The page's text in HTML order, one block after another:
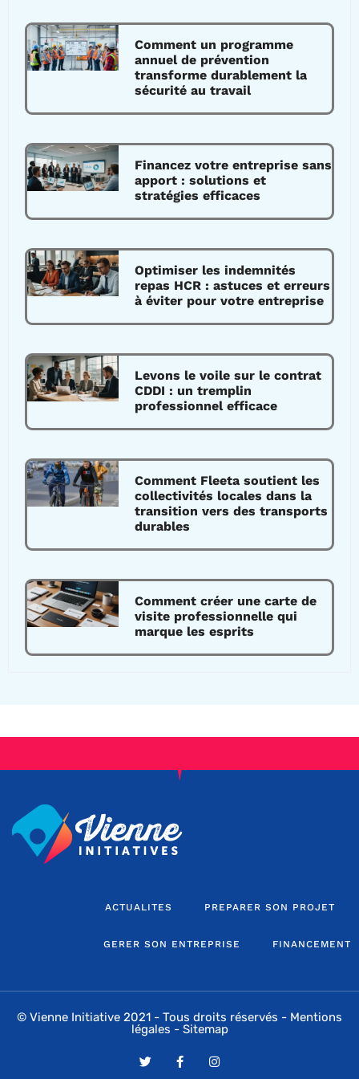
Comment un programme
annuel de prévention
transforme durablement la
sécurité au travail
Financez votre entreprise sans
apport : solutions et
stratégies efficaces
Optimiser les indemnités
repas HCR : astuces et erreurs
à éviter pour votre entreprise
Levons le voile sur le contrat
CDDI : un tremplin
professionnel efficace
Comment Fleeta soutient les
collectivités locales dans la
transition vers des transports
durables
Comment créer une carte de
visite professionnelle qui
marque les esprits
ACTUALITES PREPARER SON PROJET
GERER SON ENTREPRISE FINANCEMENT
© Vienne Initiative 2021 - Tous droits réservés - Mentions
légales - Sitemap